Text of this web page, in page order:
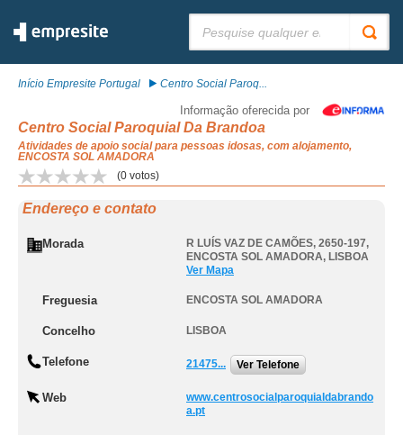
Início Empresite Portugal Centro Social Paroq...
Informação oferecida por
Centro Social Paroquial Da Brandoa
Atividades de apoio social para pessoas idosas, com alojamento,
ENCOSTA SOL AMADORA
(0 votos)
Endereço e contato
Morada R LUÍS VAZ DE CAMÕES, 2650-197,
ENCOSTA SOL AMADORA, LISBOA
Ver Mapa
Freguesia ENCOSTA SOL AMADORA
Concelho LISBOA
Telefone 21475... Ver Telefone
Web
www.centrosocialparoquialdabrando
a.pt